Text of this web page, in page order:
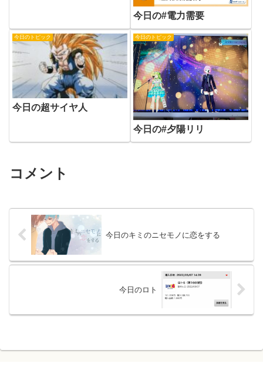
今日の#電力需要
今日のトピック
今日の超サイヤ人
今日のトピック
今日の#夕陽リリ
コメント
今日のキミのニセモノに恋をする
今日のロト